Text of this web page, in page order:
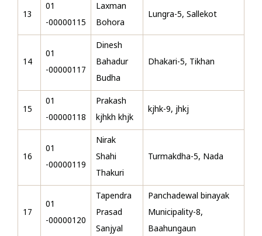
13
01
-00000115
Laxman
Bohora
Lungra-5, Sallekot
14
01
-00000117
Dinesh
Bahadur
Budha
Dhakari-5, Tikhan
15
01
-00000118
Prakash
kjhkh khjk
kjhk-9, jhkj
16
01
-00000119
Nirak
Shahi
Thakuri
Turmakdha-5, Nada
17
01
-00000120
Tapendra
Prasad
Sanjyal
Panchadewal binayak
Municipality-8,
Baahungaun